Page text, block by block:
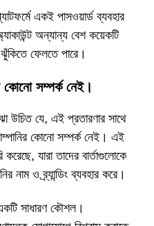
একই পাসওয়ার্ড ব্যবহার
অন্যান্য বেশ কয়েকটি
ফেলতে পারে।
কোনো সম্পর্ক নেই।
উচিত যে, এই প্রতারণার সাথে
কোনো সম্পর্ক নেই। এই
যারা তাদের বার্তাগুলোকে
নাম ও ব্র্যান্ডিং ব্যবহার করে।
সাধারণ কৌশল।